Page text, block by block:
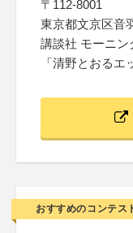
〒112-8001
東京都文京区音
講談社 モーニン
「清野とおる
おすすめのコンテス